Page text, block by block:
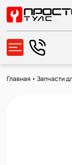
Главная •Запчасти